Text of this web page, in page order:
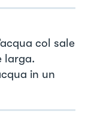
col sale
larga.
in un